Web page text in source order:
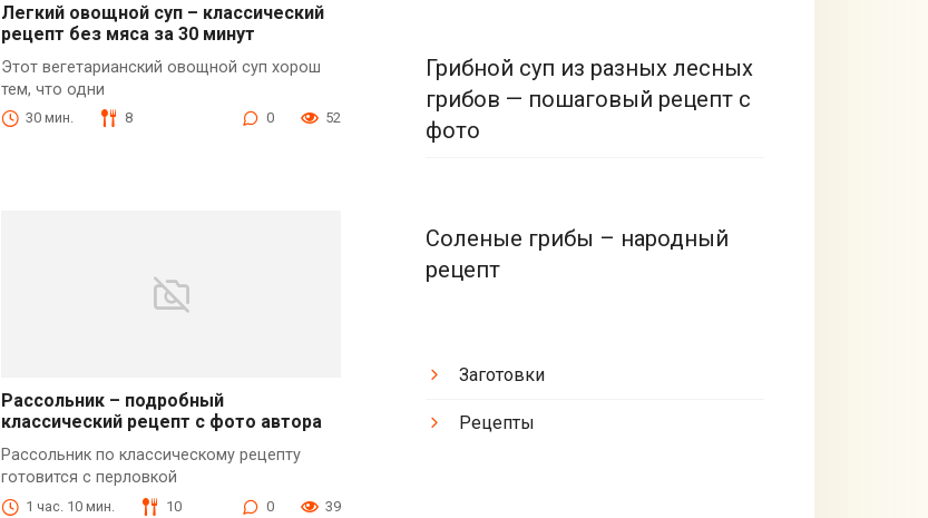
Легкий овощной суп – классический
рецепт без мяса за 30 минут
Этот вегетарианский овощной суп хорош
тем, что одни
30 мин. 8 0 52
Рассольник – подробный
классический рецепт с фото автора
Рассольник по классическому рецепту
готовится с перловкой
1 час. 10 мин. 10 0 39
Грибной суп из разных лесных
грибов — пошаговый рецепт с
фото
Соленые грибы – народный
рецепт
Заготовки
Рецепты